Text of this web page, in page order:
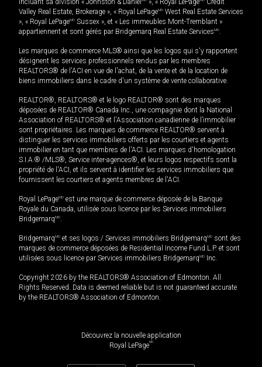
incluant sa division « Johnston & Daniel
», « Royal LePage
Credit
Valley Real Estate, Brokerage », « Royal LePageMD West Real Estate Services
», « Royal LePageMD Sussex », et « Les immeubles Mont-Tremblant »
appartiennent et sont gérés par Bridgemarq Real Estate ServicesMD.
Les marques de commerce MLS® ainsi que les logos qui s'y rapportent
désignent les services professionnels rendus par les membres
REALTORS® de l'ACI en vue de l'achat, de la vente et de la location de
biens immobiliers dans le cadre d'un système de vente collaborative.
REALTOR®, REALTORS® et le logo REALTOR® sont des marques
déposées de REALTOR® Canada Inc., une compagnie dont la National
Association of REALTORS® et l'Association canadienne de l’immobilier
sont propriétaires. Les marques de commerce REALTOR® servent à
distinguer les services immobiliers offerts par les courtiers et agents
immobilier en tant que membres de l'ACI. Les marques d'homologation
S.I.A.® /MLS®, Service inter-agences®, et leurs logos respectifs sont la
propriété de l'ACI, et ils servent à identifier les services immobiliers que
fournissent les courtiers et agents membres de l'ACI.
Royal LePageMD est une marque de commerce déposée de la Banque
Royale du Canada, utilisée sous licence par les Services immobiliers
BridgemarqMD.
BridgemarqMD et ses logos / Services immobiliers BridgemarqMD sont des
marques de commerce déposées de Residential Income Fund L.P. et sont
utilisées sous licence par Services immobiliers BridgemarqMD Inc.
Copyright 2026 by the REALTORS® Association of Edmonton. All
Rights Reserved. Data is deemed reliable but is not guaranteed accurate
by the REALTORS® Association of Edmonton.
Découvrez la nouvelle application
Royal LePageMD